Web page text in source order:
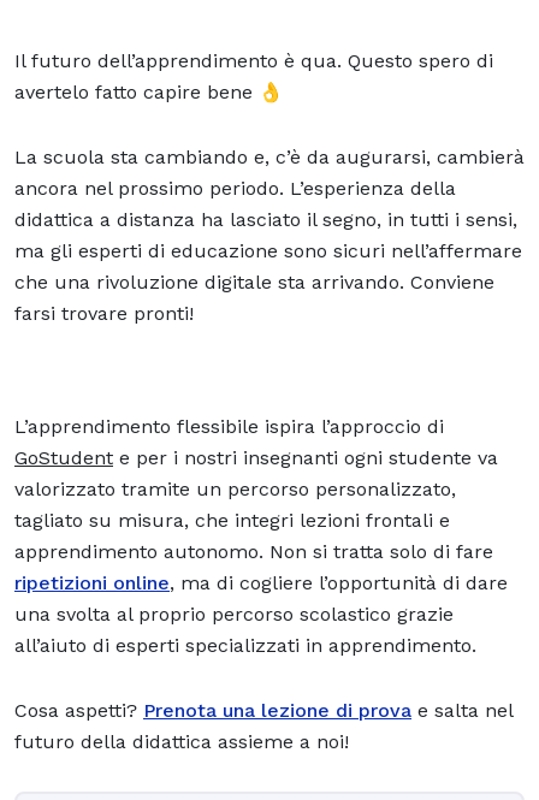
Il futuro dell’apprendimento è qua. Questo spero di
avertelo fatto capire bene 👌
La scuola sta cambiando e, c’è da augurarsi, cambierà
ancora nel prossimo periodo. L’esperienza della
didattica a distanza ha lasciato il segno, in tutti i sensi,
ma gli esperti di educazione sono sicuri nell’affermare
che una rivoluzione digitale sta arrivando. Conviene
farsi trovare pronti!
L’apprendimento flessibile ispira l’approccio di
GoStudent e per i nostri insegnanti ogni studente va
valorizzato tramite un percorso personalizzato,
tagliato su misura, che integri lezioni frontali e
apprendimento autonomo. Non si tratta solo di fare
ripetizioni online, ma di cogliere l’opportunità di dare
una svolta al proprio percorso scolastico grazie
all’aiuto di esperti specializzati in apprendimento.
Cosa aspetti? Prenota una lezione di prova e salta nel
futuro della didattica assieme a noi!